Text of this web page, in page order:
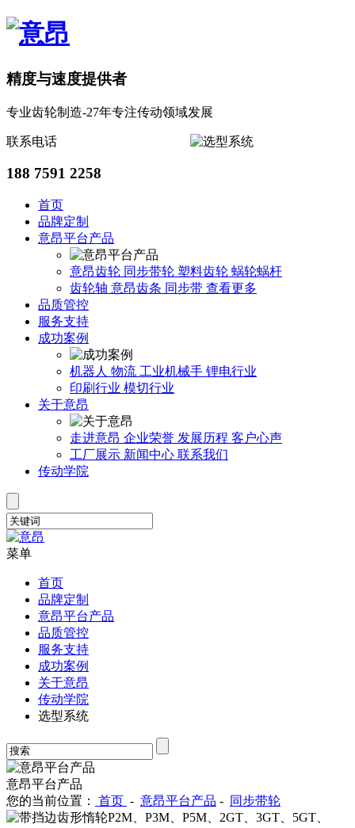
精度与速度提供者
专业齿轮制造-27年专注传动领域发展
联系电话
188 7591 2258
首页
品牌定制
意昂平台产品
意昂齿轮 同步带轮 塑料齿轮 蜗轮蜗杆
齿轮轴 意昂齿条 同步带 查看更多
品质管控
服务支持
成功案例
机器人 物流 工业机械手 锂电行业
印刷行业 模切行业
关于意昂
走进意昂 企业荣誉 发展历程 客户心声
工厂展示 新闻中心 联系我们
传动学院
菜单
首页
品牌定制
意昂平台产品
品质管控
服务支持
成功案例
关于意昂
传动学院
选型系统
意昂平台产品
您的当前位置：
首页 - 意昂平台产品 - 同步带轮